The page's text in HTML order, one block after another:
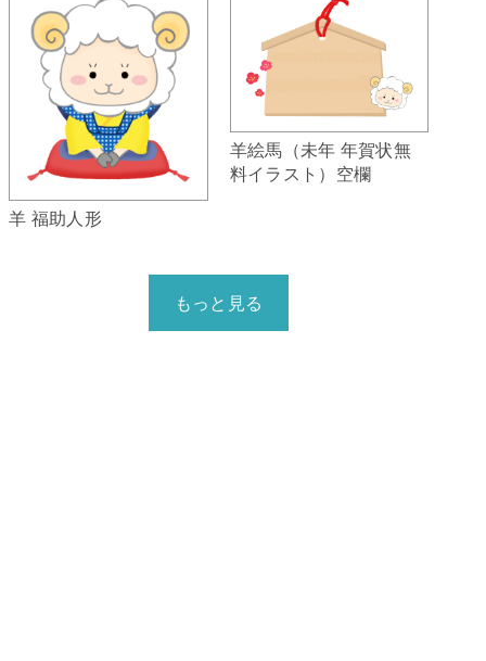
羊 福助人形
羊絵馬（未年 年賀状無
料イラスト）空欄
もっと見る